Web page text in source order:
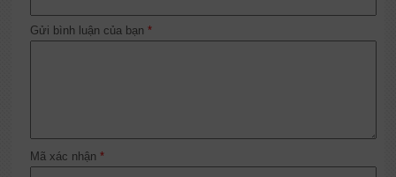
Gửi bình luận của bạn *
Mã xác nhận *